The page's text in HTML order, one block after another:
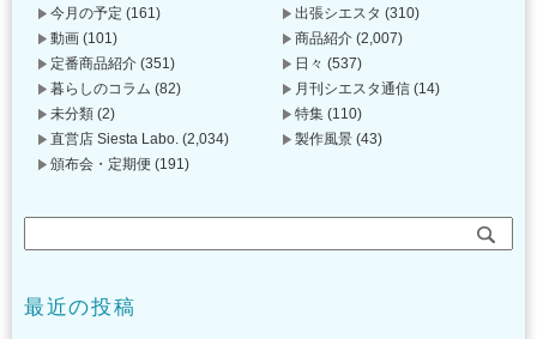
今月の予定 (161) 出張シエスタ (310)
動画 (101) 商品紹介 (2,007)
定番商品紹介 (351) 日々 (537)
暮らしのコラム (82) 月刊シエスタ通信 (14)
未分類 (2) 特集 (110)
直営店 Siesta Labo. (2,034) 製作風景 (43)
頒布会・定期便 (191)
最近の投稿